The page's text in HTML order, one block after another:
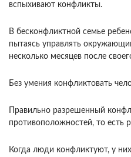
вспыхивают конфликты.
В бесконфликтной семье
пытаясь управлять
несколько месяцев после
Без умения конфликтовать
Правильно разрешенный
противоположностей, то есть
Когда люди конфликтуют, у